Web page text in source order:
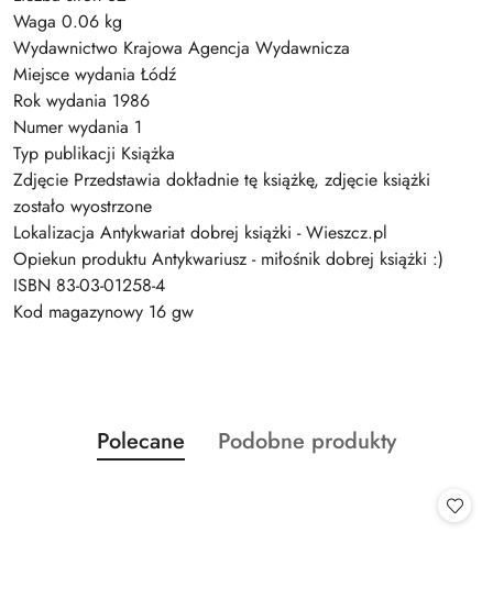
Waga 0.06 kg
Wydawnictwo Krajowa Agencja Wydawnicza
Miejsce wydania Łódź
Rok wydania 1986
Numer wydania 1
Typ publikacji Książka
Zdjęcie Przedstawia dokładnie tę książkę, zdjęcie książki
zostało wyostrzone
Lokalizacja Antykwariat dobrej książki - Wieszcz.pl
Opiekun produktu Antykwariusz - miłośnik dobrej książki :)
ISBN 83-03-01258-4
Kod magazynowy 16 gw
Pomiń karuzelę produktów
Produkty
o
Polecane
Produkty
Podobne produkty